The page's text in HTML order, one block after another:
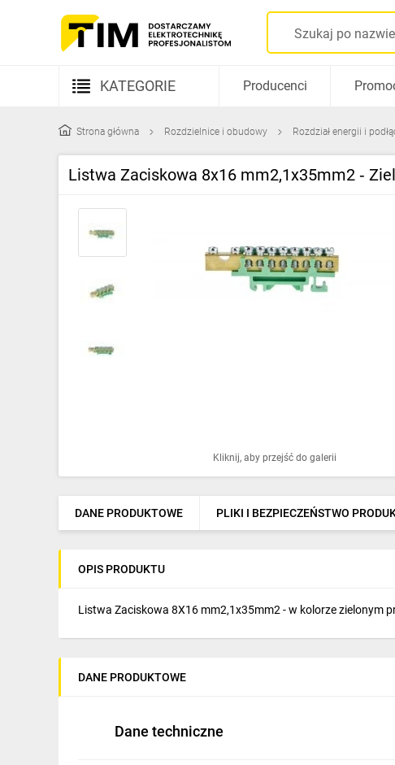
KATEGORIE
Kable i przewody
Gniazda i łączniki
Oprawy oświetleniowe
Ogrzewanie
Elektronarzędzia i mierniki
Napędy elektryczne
Pneumatyka
Dom i ogród
Producenci
Strona główna Rozdzielnice i obudowy Rozdział energii i
Listwa Zaciskowa 8x16 mm2,1x35mm2 ‑
Kliknij, aby przejść do galerii
DANE PRODUKTOWE PLIKI I BEZPIECZEŃSTWO
OPIS PRODUKTU
Listwa Zaciskowa 8X16 mm2,1x35mm2 - w kolorze zielonym
DANE PRODUKTOWE
Dane techniczne